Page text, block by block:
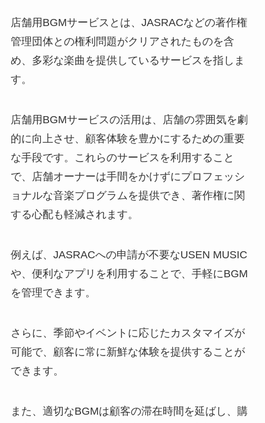
店舗用BGMサービスとは、JASRACなどの著作権
管理団体との権利問題がクリアされたものを含
め、多彩な楽曲を提供しているサービスを指しま
す。
店舗用BGMサービスの活用は、店舗の雰囲気を劇
的に向上させ、顧客体験を豊かにするための重要
な手段です。これらのサービスを利用すること
で、店舗オーナーは手間をかけずにプロフェッシ
ョナルな音楽プログラムを提供でき、著作権に関
する心配も軽減されます。
例えば、JASRACへの申請が不要なUSEN MUSIC
や、便利なアプリを利用することで、手軽にBGM
を管理できます。
さらに、季節やイベントに応じたカスタマイズが
可能で、顧客に常に新鮮な体験を提供することが
できます。
また、適切なBGMは顧客の滞在時間を延ばし、購